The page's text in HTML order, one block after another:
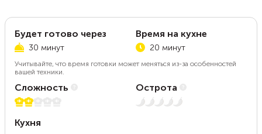
Будет готово через
30 минут
Время на кухне
20 минут
Учитывайте, что время готовки может меняться из-за особенностей
вашей техники.
Сложность
2 из 5
Острота
Нет остроты
Кухня